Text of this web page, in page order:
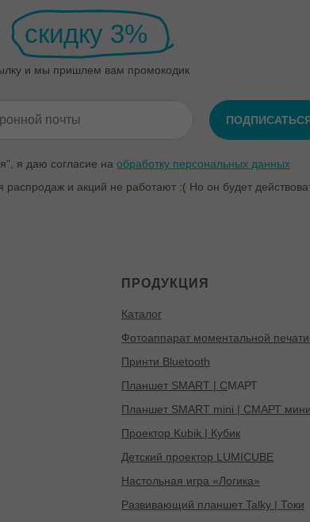
и мы пришлем вам промокодик
распродаж и акций не работают :( Но он будет
скидку 3%
я даю согласие на обработку персональных данных
ПРОДУКЦИЯ
Каталог
Фотоаппарат моментальной
Принти Bluetooth
Планшет SMART | СМАРТ
Планшет SMART mini | СМАРТ мини
Проектор Kubik | Кубик
Детский проектор LUMICUBE
Настольная игра «Логика»
Развивающий планшет Talky | Токи